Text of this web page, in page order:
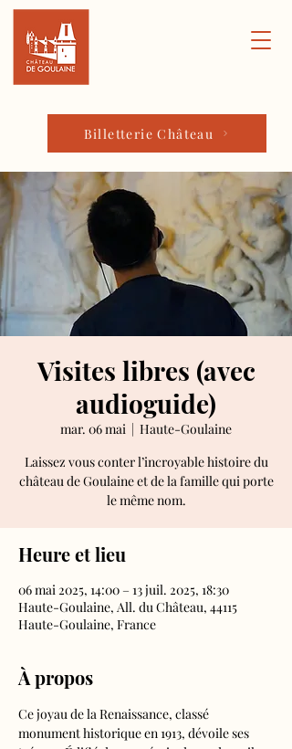
Billetterie Château
Visites libres (avec
audioguide)
mar. 06 mai
  |
Haute-Goulaine
Laissez vous conter l’incroyable histoire du
château de Goulaine et de la famille qui porte
le même nom.
Heure et lieu
06 mai 2025, 14:00 – 13 juil. 2025, 18:30
Haute-Goulaine, All. du Château, 44115
Haute-Goulaine, France
À propos
Ce joyau de la Renaissance, classé
monument historique en 1913, dévoile ses